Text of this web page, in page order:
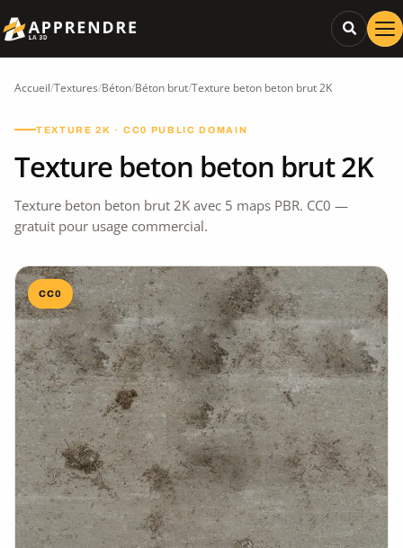
Accueil/Textures/Béton/Béton brut/Texture beton beton brut 2K
TEXTURE 2K · CC0 PUBLIC DOMAIN
Texture beton beton brut 2K
Texture beton beton brut 2K avec 5 maps PBR. CC0 —
gratuit pour usage commercial.
CC0